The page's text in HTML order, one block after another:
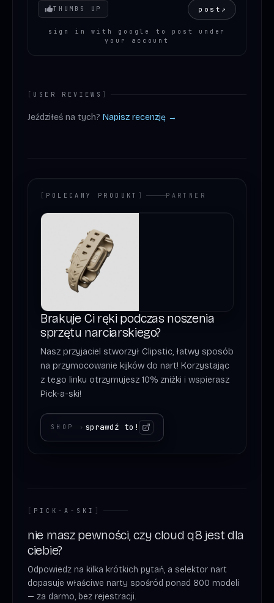
Your mood
THUMBS UP post ↗
sign in with google to post under
your account
[ USER REVIEWS ]
Jeździłeś na tych? Napisz recenzję →
[ POLECANY PRODUKT ] PARTNER
Brakuje Ci ręki podczas noszenia
sprzętu narciarskiego?
Nasz przyjaciel stworzył Clipstic, łatwy sposób
na przymocowanie kijków do nart! Korzystając
z tego linku otrzymujesz 10% zniżki i wspierasz
Pick-a-ski!
SHOP › sprawdź to!
[ PICK-A-SKI ]
nie masz pewności, czy cloud q8 jest dla
ciebie?
Odpowiedz na kilka krótkich pytań, a selektor nart
dopasuje właściwe narty spośród ponad 800 modeli
— za darmo, bez rejestracji.